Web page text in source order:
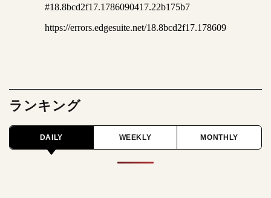
ランキング
DAILY WEEKLY MONTHLY